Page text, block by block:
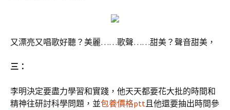
又漂亮又唱歌好聽？美麗……歌聲……甜美？聲音甜美，
三：
李明決定要盡力學習和實踐，他天天都要花大批的時間和
精神往研討科學問題，並包養價格ptt且他還要抽出時間參